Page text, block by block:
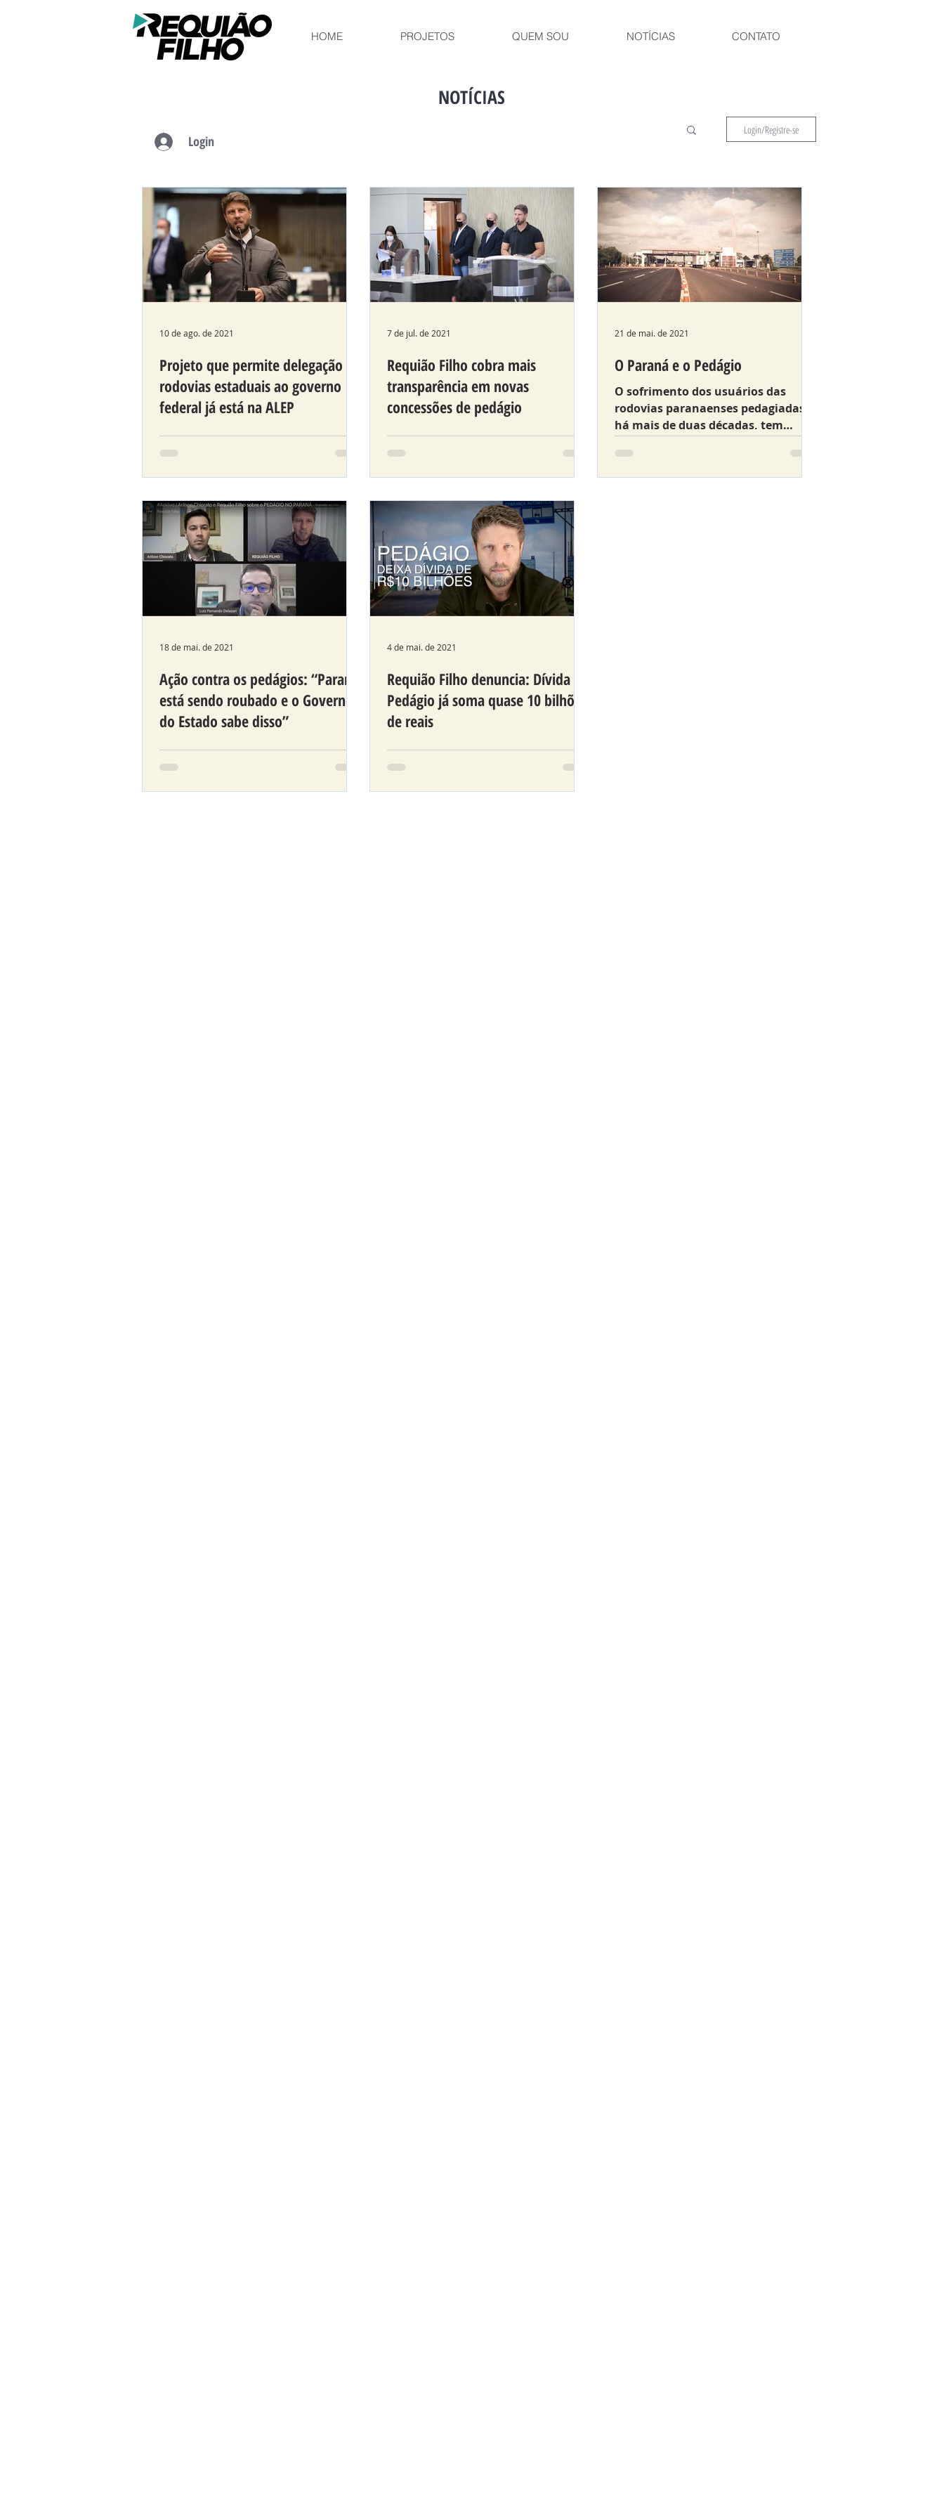
HOME PROJETOS QUEM SOU NOTÍCIAS CONTATO
NOTÍCIAS
Login/Registre-se
Projeto que permite delegação de
rodovias estaduais ao governo
federal já está na ALEP
Deputado Requião Filho criticou
proposta e apresentou cálculo que
feito.
10 de ago. de 2021
Requião Filho cobra mais
transparência em novas
concessões de pedágio
Deputado é membro da Frente
Parlamentar que debate o tema na
7 de jul. de 2021
O Paraná e o Pedágio
O sofrimento dos usuários das
rodovias paranaenses pedagiadas,
há mais de duas décadas, tem
vésperas da
21 de mai. de 2021
Ação contra os pedágios: “Paraná
está sendo roubado e o Governo
do Estado sabe disso”
Análise de advogado que moveu
ação contra os pedágios,
18 de mai. de 2021
Requião Filho denuncia: Dívida do
Pedágio já soma quase 10 bilhões
de reais
Revisão em cálculos apontou que
concessionárias receberam taxas-
4 de mai. de 2021
Login